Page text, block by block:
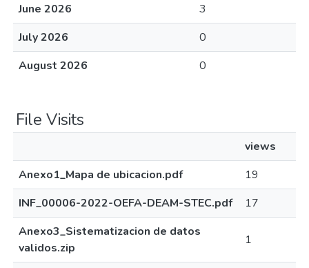
June 2026
3
July 2026
0
August 2026
0
File Visits
views
Anexo1_Mapa de ubicacion.pdf
19
INF_00006-2022-OEFA-DEAM-STEC.pdf
17
Anexo3_Sistematizacion de datos
validos.zip
1